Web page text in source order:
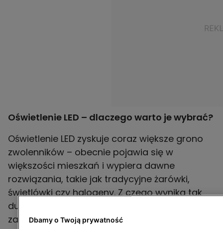
Oświetlenie LED – dlaczego warto je wybrać?
Oświetlenie LED zyskuje coraz większe grono
zwolenników – obecnie pojawia się w
większości mieszkań i wypiera dawne
rozwiązania, takie jak tradycyjne żarówki,
świetlówki czy halogeny. Z czego wynika tak
duża popularność żarówek LED? Poznaj ich
zalety!Dbamy o Twoją prywatność